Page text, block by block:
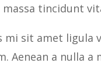
tincidunt
mi sit amet
Aenean a nulla